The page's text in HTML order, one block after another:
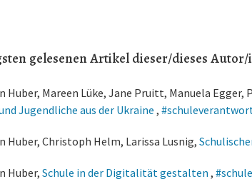
gelesenen Artikel dieser/dieses
Huber, Mareen Lüke, Jane Pruitt, Manuela Egger,
Jugendliche aus der Ukraine ,
Huber, Christoph Helm, Larissa Lusnig,
Huber, Schule in der Digitalität gestalten ,